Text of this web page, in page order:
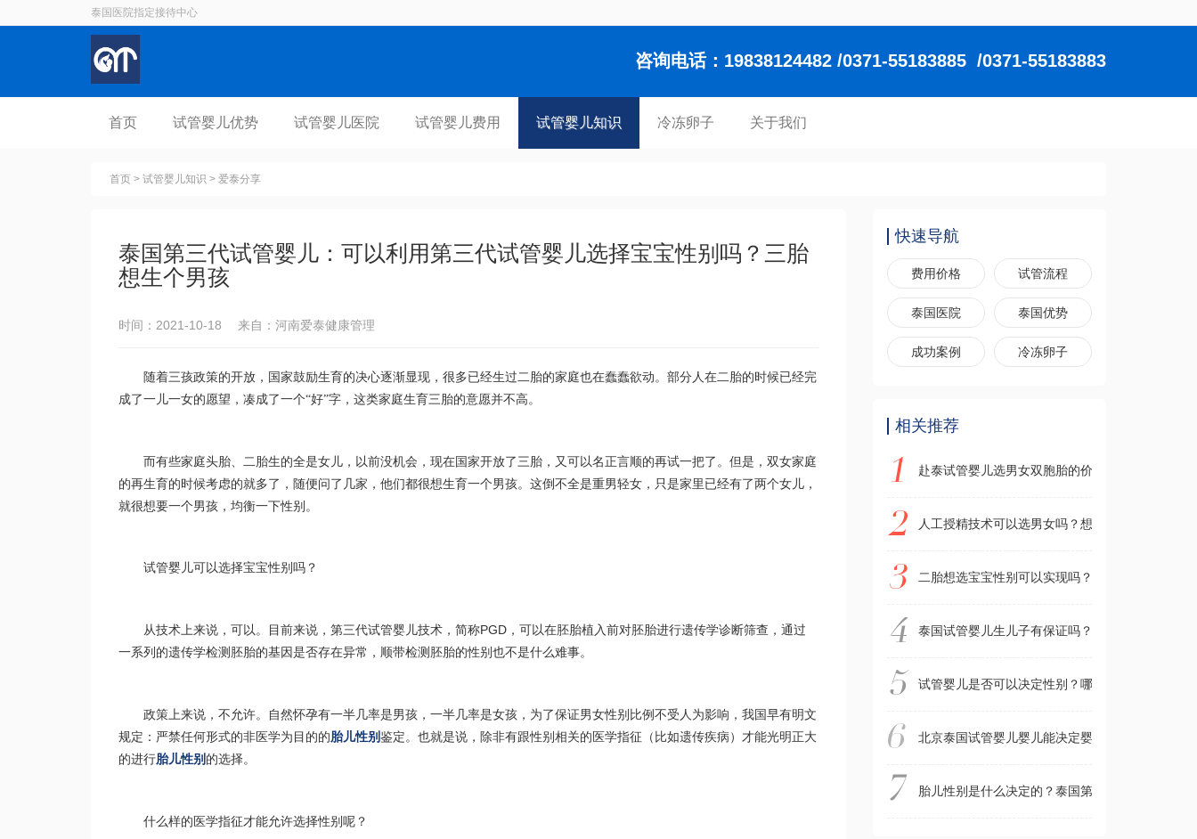
泰国医院指定接待中心
咨询电话：19838124482 /0371-55183885 /0371-55183883
首页 试管婴儿优势 试管婴儿医院 试管婴儿费用 试管婴儿知识 冷冻卵子 关于我们
首页 > 试管婴儿知识 > 爱泰分享
泰国第三代试管婴儿：可以利用第三代试管婴儿选择宝宝性别吗？三胎
想生个男孩
时间：2021-10-18 来自：河南爱泰健康管理
随着三孩政策的开放，国家鼓励生育的决心逐渐显现，很多已经生过二胎的家庭也在蠢蠢欲动。部分人在二胎的时候已经完
成了一儿一女的愿望，凑成了一个“好”字，这类家庭生育三胎的意愿并不高。
而有些家庭头胎、二胎生的全是女儿，以前没机会，现在国家开放了三胎，又可以名正言顺的再试一把了。但是，双女家庭
的再生育的时候考虑的就多了，随便问了几家，他们都很想生育一个男孩。这倒不全是重男轻女，只是家里已经有了两个女儿，
就很想要一个男孩，均衡一下性别。
试管婴儿可以选择宝宝性别吗？
从技术上来说，可以。目前来说，第三代试管婴儿技术，简称PGD ，可以在胚胎植入前对胚胎进行遗传学诊断筛查，通过
一系列的遗传学检测胚胎的基因是否存在异常，顺带检测胚胎的性别也不是什么难事。
政策上来说，不允许。自然怀孕有一半几率是男孩，一半几率是女孩，为了保证男女性别比例不受人为影响，我国早有明文
规定：严禁任何形式的非医学为目的的胎儿性别 鉴定。也就是说，除非有跟性别相关的医学指征（比如遗传疾病）才能光明正大
的进行胎儿性别 的选择。
什么样的医学指征才能允许选择性别呢？
快速导航
费用价格 试管流程
泰国医院 泰国优势
成功案例 冷冻卵子
相关推荐
赴泰试管婴儿选男女双胞胎的价格、成功率、危
人工授精技术可以选男女吗？想选男女怎么办？
二胎想选宝宝性别可以实现吗？泰国试管婴儿真
泰国试管婴儿生儿子有保证吗？真的可以选择性别
试管婴儿是否可以决定性别？哪一代试管技术可以
北京泰国试管婴儿婴儿能决定婴儿性别吗？第三
胎儿性别是什么决定的？泰国第三代试管婴儿可